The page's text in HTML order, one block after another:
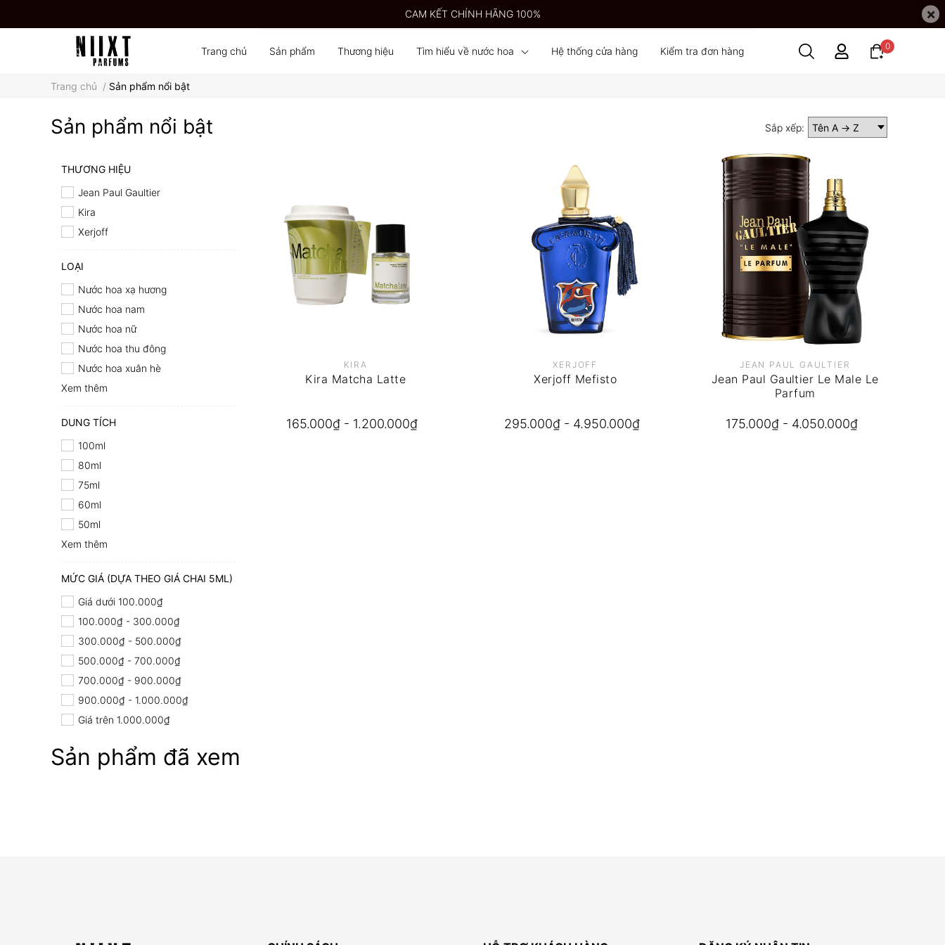
CAM KẾT CHÍNH HÃNG 100% ×
Trang chủ Sản phẩm Thương hiệu Tìm hiểu về nước hoa Hệ thống cửa hàng Kiểm tra đơn hàng 0
Trang chủ / Sản phẩm nổi bật
Sản phẩm nổi bật Sắp xếp:
THƯƠNG HIỆU
Jean Paul Gaultier
Kira
Xerjoff
LOẠI
Nước hoa xạ hương
Nước hoa nam
Nước hoa nữ
Nước hoa thu đông
Nước hoa xuân hè
Xem thêm
DUNG TÍCH
100ml
80ml
75ml
60ml
50ml
Xem thêm
MỨC GIÁ (DỰA THEO GIÁ CHAI 5ML)
Giá dưới 100.000₫
100.000₫ - 300.000₫
300.000₫ - 500.000₫
500.000₫ - 700.000₫
700.000₫ - 900.000₫
900.000₫ - 1.000.000₫
Giá trên 1.000.000₫
KIRA
Kira Matcha Latte
165.000₫ - 1.200.000₫
XERJOFF
Xerjoff Mefisto
295.000₫ - 4.950.000₫
JEAN PAUL GAULTIER
Jean Paul Gaultier Le Male Le
Parfum
175.000₫ - 4.050.000₫
Sản phẩm đã xem